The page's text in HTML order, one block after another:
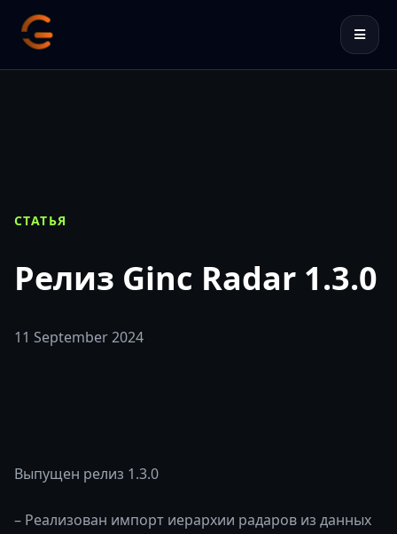
СТАТЬЯ
Релиз Ginc Radar 1.3.0
11 September 2024
Выпущен релиз 1.3.0
– Реализован импорт иерархии радаров из данных